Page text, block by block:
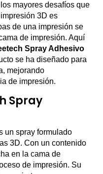
mayores desafíos que
3D es
de una impresión se
de impresión. Aquí
Spray Adhesivo
se ha diseñado para
mejorando
de impresión.
Spray
un spray formulado
3D. Con un contenido
en la cama de
de impresión. Su